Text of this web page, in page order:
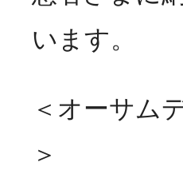
います。
＜オーサム
＞